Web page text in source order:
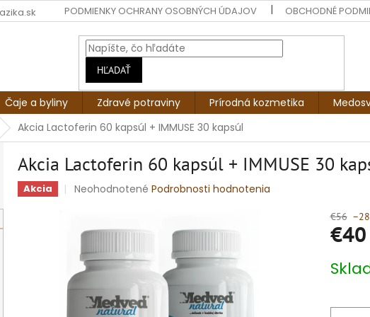
PODMIENKY OCHRANY OSOBNÝCH ÚDAJOV OBCHODNÉ
HĽADAŤ
Čaje a byliny Zdravé potraviny Prírodná kozmetika
Akcia Lactoferin 60 kapsúl + IMMUSE 30 kapsúl
Akcia Lactoferin 60 kapsúl + IMMUSE 30
Akcia
Priemerné
5
Neohodnotené Podrobnosti hodnotenia
€56
€40
cena: